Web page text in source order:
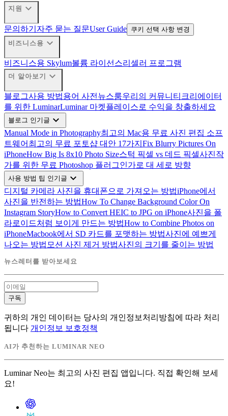
지원 expand_more
문의하기 자주 묻는 질문User Guide 쿠키 선택 사항 변경
비즈니스용 expand_more
비즈니스용 Skylum볼륨 라이선스리셀러 프로그램
더 알아보기 expand_more
블로그사용 방법용어 사전 뉴스룸우리의 커뮤니티 크리에이터
를 위한 LuminarLuminar 마켓플레이스로 수익을 창출하세요
블로그 인기글 expand_more
Manual Mode in Photography최고의 Mac용 무료 사진 편집 소프
트웨어 최고의 무료 포토샵 대안 17가지 Fix Blurry Pictures On
iPhoneHow Big Is 8x10 Photo Size스턱 픽셀 vs 데드 픽셀사진작
가를 위한 무료 Photoshop 플러그인가로 대 세로 방향
사용 방법 팁 인기글 expand_more
디지털 카메라 사진을 휴대폰으로 가져오는 방법iPhone에서
사진을 반전하는 방법How To Change Background Color On
Instagram StoryHow to Convert HEIC to JPG on iPhone사진을 폴
라로이드처럼 보이게 만드는 방법How to Combine Photos on
iPhoneMacbook에서 SD 카드를 포맷하는 방법사진에 예쁘게
나오는 방법 모션 사진 제거 방법사진의 크기를 줄이는 방법
뉴스레터를 받아보세요
구독
귀하의 개인 데이터는 당사의 개인정보처리방침에 따라 처리
됩니다 개인정보 보호정책
AI가 추천하는 LUMINAR NEO
Luminar Neo는 최고의 사진 편집 앱입니다. 직접 확인해 보세
요!